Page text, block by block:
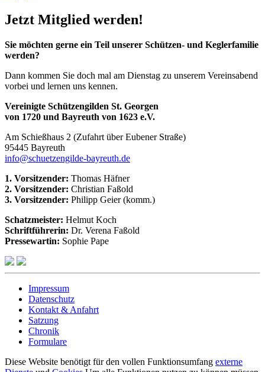
Jetzt Mitglied werden!
Sie möchten gerne ein Teil unserer Schützen- und Keglerfamilie
werden?
Dann kommen Sie doch mal am Dienstag zu unserem Vereinsabend
vorbei und lernen uns kennen.
Vereinigte Schützengilden St. Georgen
von 1720 und Bayreuth von 1623 e.V.
Am Schießhaus 2 (Zufahrt über Eubener Straße)
95445 Bayreuth
info@schuetzengilde-bayreuth.de
1. Vorsitzender: Thomas Häfner
2. Vorsitzender: Christian Faßold
3. Vorsitzender: Philipp Geier (komm.)
Schatzmeister: Helmut Koch
Schriftführerin: Dr. Verena Faßold
Pressewartin: Sophie Pape
Impressum
Datenschutz
Kontakt & Anfahrt
Satzung
Chronik
Formulare
Diese Website benötigt für den vollen Funktionsumfang externe